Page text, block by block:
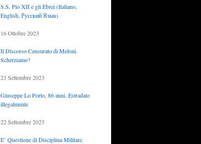
S.S. Pio XII e gli Ebrei (Italiano,
English, Русский Язык)
16 Ottobre 2023
Il Discorso Censurato di Meloni.
Scherziamo?
23 Settembre 2023
Giuseppe Lo Porto, 86 anni. Estradato
illegalmente
22 Settembre 2023
E’ Questione di Disciplina Militare.